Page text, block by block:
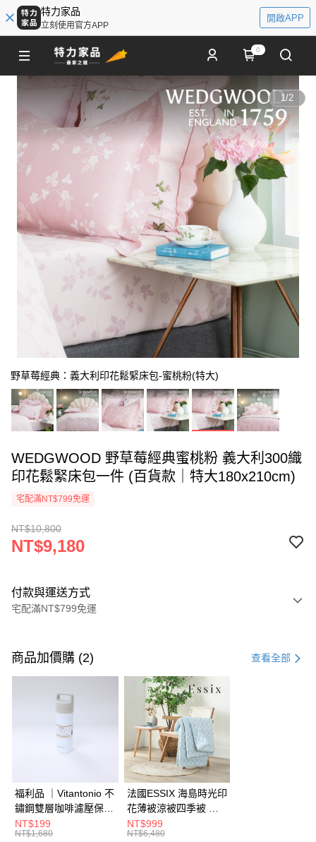
特力家品
立刻使用官方APP
開啟APP
0
1/2
野草莓經典：義大利印花鬆緊床包-蜜桃粉(特大)
WEDGWOOD 野草莓經典蜜桃粉 義大利300織
印花鬆緊床包一件 (百貨款｜特大180x210cm)
宅配滿NT$799免運
NT$10,800
NT$9,180
付款與運送方式
宅配滿NT$799免運
信用卡一次付款
3 期 0 利率 每期 NT$3,060
合作金庫商業銀行
第一商業銀行
彰化商業銀行
台北富邦商業銀行
兆豐國際商業銀行
臺灣中小企業銀行
台中商業銀行
匯豐（台灣）商業銀行
華泰商業銀行
聯邦商業銀行
遠東國際商業銀行
元大商業銀行
6 期 0 利率 每期 NT$1,530
合作金庫商業銀行
第一商業銀行
彰化商業銀行
台北富邦商業銀行
國泰世華商業銀行
兆豐國際商業銀行
臺灣中小企業銀行
台中商業銀行
匯豐（台灣）商業銀行
聯邦商業銀行
街口支付
AFTEE先享後付
商品加價購 (2) 查看全部
福利品 ｜Vitantonio 不
鏽鋼雙層咖啡濾壓保溫
瓶 奶油白 VCB-10-C
NT$199
NT$1,680
法國ESSIX 海島時光印
花薄被涼被四季被 單
人
NT$999
NT$6,480